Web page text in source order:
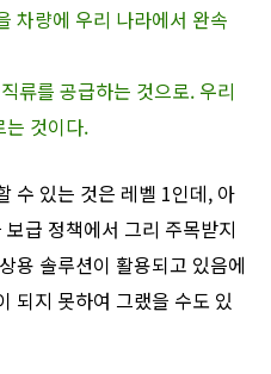
차량에 우리 나라에서 완속
류를 공급하는 것으로. 우리
는 것이다.
수 있는 것은 레벨 1인데, 아
급 정책에서 그리 주목받지
용 솔루션이 활용되고 있음에
되지 못하여 그랬을 수도 있